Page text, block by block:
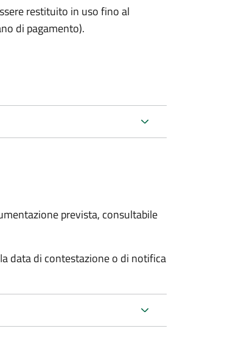
restituito in uso fino al
di pagamento).
prevista, consultabile
data di contestazione o di notifica